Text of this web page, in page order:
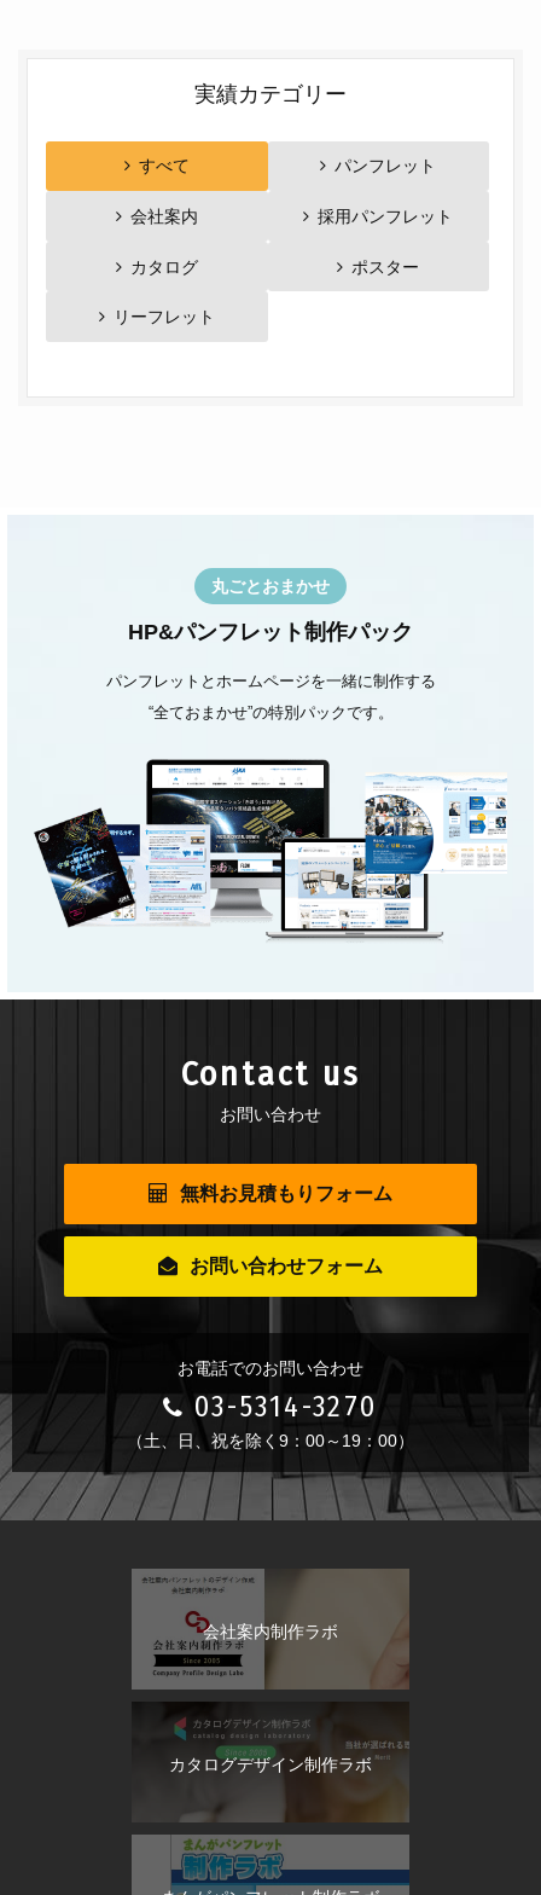
実績カテゴリー
すべて パンフレット
会社案内 採用パンフレット
カタログ ポスター
リーフレット
丸ごとおまかせ
HP&パンフレット制作パック
パンフレットとホームページを一緒に制作する
“全ておまかせ”の特別パックです。
Contact us
お問い合わせ
無料お見積もりフォーム
お問い合わせフォーム
お電話でのお問い合わせ
03-5314-3270
（土、日、祝を除く9：00～19：00）
会社案内制作ラボ
カタログデザイン制作ラボ